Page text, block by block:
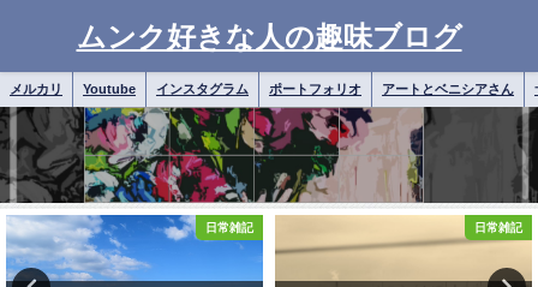
ムンク好きな人の趣味ブログ
メルカリ Youtube インスタグラム ポートフォリオ アートとベニシアさん
日常雑記 アートとベニシアさん